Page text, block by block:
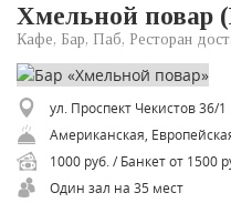
Хмельной повар
Кафе, Бар, Паб, Ресторан
ул. Проспект Чекистов 36/1
1000 руб. / Банкет от 1500
Один зал на 35 мест